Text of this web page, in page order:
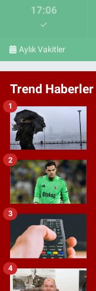
17:06
Aylık Vakitler
Trend Haberler
1
2
3
4